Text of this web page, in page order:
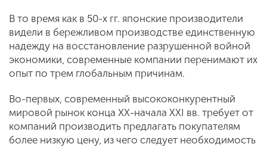
В то время как в 50-х гг. японские производители
видели в бережливом производстве единственную
надежду на восстановление разрушенной войной
экономики, современные компании перенимают их
опыт по трем глобальным причинам.
Во-первых, современный высококонкурентный
мировой рынок конца ХХ-начала ХХI вв. требует от
компаний производить предлагать покупателям
более низкую цену, из чего следует необходимость